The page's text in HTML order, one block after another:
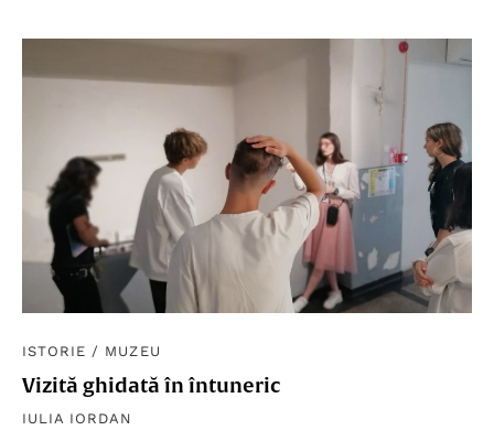
ISTORIE / MUZEU
Vizită ghidată în întuneric
IULIA IORDAN